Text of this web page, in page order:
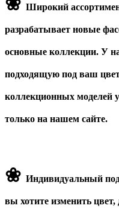
Широкий
разрабатывает новые
основные коллекции. У
подходящую под ваш
коллекционных моделей
только на нашем сайте.
❀ Индивидуальный
вы хотите изменить цвет,